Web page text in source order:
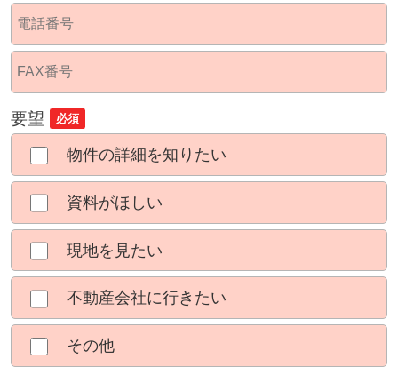
要望 必須
物件の詳細を知りたい
資料がほしい
現地を見たい
不動産会社に行きたい
その他